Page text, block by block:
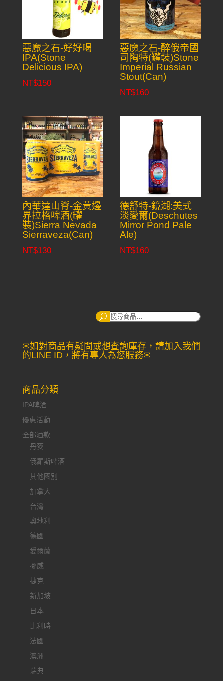
惡魔之石-好好喝
IPA(Stone
Delicious IPA)
NT$150
惡魔之石-醉俄帝國
司陶特(罐裝)Stone
Imperial Russian
Stout(Can)
NT$160
內華達山脊-金黃邊
界拉格啤酒(罐
裝)Sierra Nevada
Sierraveza(Can)
NT$130
德舒特-鏡湖:美式
淡愛爾(Deschutes
Mirror Pond Pale
Ale)
NT$160
搜
✉如對商品有疑問或想查詢庫存，請加入我們
的LINE ID，將有專人為您服務✉
商品分類
IPA啤酒
優惠活動
全部酒款
丹麥
俄羅斯啤酒
其他國別
加拿大
台灣
奧地利
德國
愛爾蘭
挪威
捷克
新加坡
日本
比利時
法國
澳洲
瑞典